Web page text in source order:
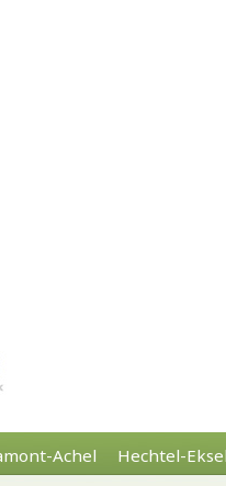
Achel Hechtel-